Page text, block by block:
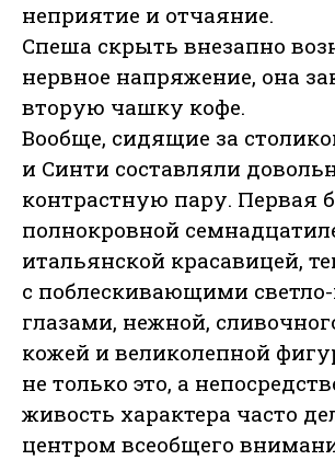
неприятие и отчаяние.
Спеша скрыть внезапно
нервное напряжение, она
вторую чашку кофе.
Вообще, сидящие за
и Синти составляли
контрастную пару. Первая
полнокровной
итальянской красавицей,
с поблескивающими
глазами, нежной,
кожей и великолепной
не только это, а
живость характера часто
центром всеобщего